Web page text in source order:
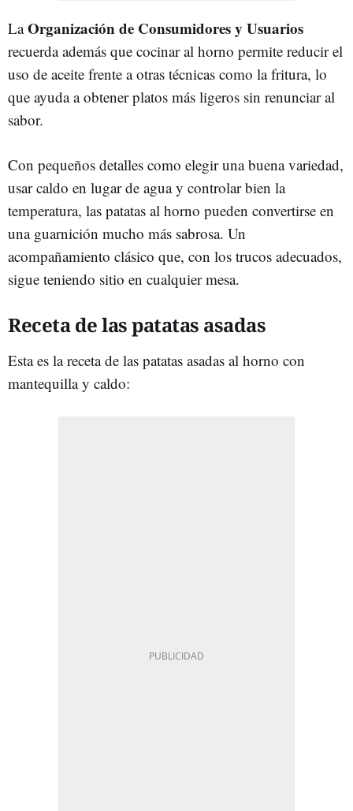
LaOrganización de Consumidores y Usuarios
recuerda además que cocinar al horno permite reducir el
uso de aceite frente a otras técnicas como la fritura, lo
que ayuda a obtener platos más ligeros sin renunciar al
sabor.
Con pequeños detalles como elegir una buena variedad,
usar caldo en lugar de agua y controlar bien la
temperatura, las patatas al horno pueden convertirse en
una guarnición mucho más sabrosa. Un
acompañamiento clásico que, con los trucos adecuados,
sigue teniendo sitio en cualquier mesa.
Receta de las patatas asadas
Esta es la receta de las patatas asadas al horno con
mantequilla y caldo: